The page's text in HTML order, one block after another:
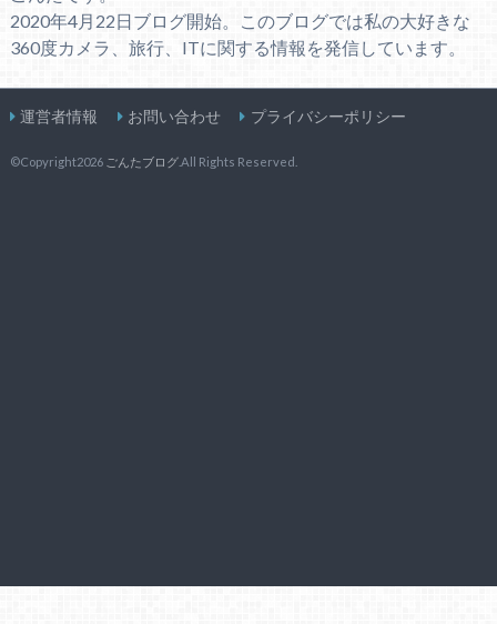
2020年4月22日ブログ開始。このブログでは私の大好きな
360度カメラ、旅行、ITに関する情報を発信しています。
運営者情報 お問い合わせ プライバシーポリシー
©Copyright2026 ごんたブログ.All Rights Reserved.